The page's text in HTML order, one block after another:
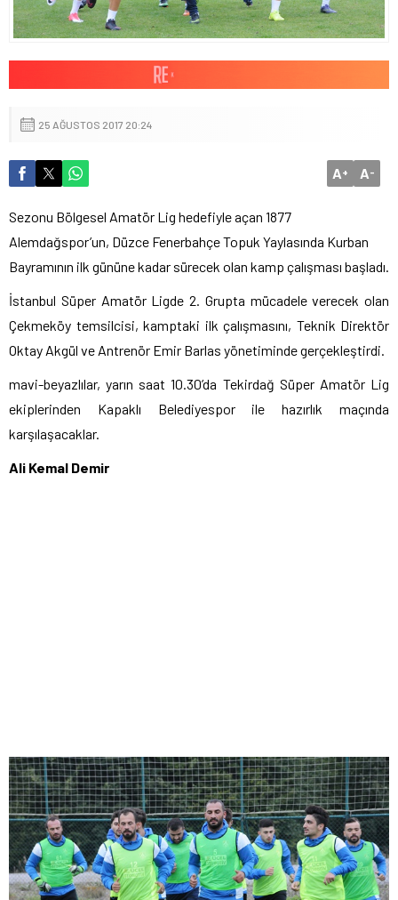
25 AĞUSTOS 2017 20:24
A+ A-
Sezonu Bölgesel Amatör Lig hedefiyle açan 1877
Alemdağspor’un, Düzce Fenerbahçe Topuk Yaylasında Kurban
Bayramının ilk gününe kadar sürecek olan kamp çalışması başladı.
İstanbul Süper Amatör Ligde 2. Grupta mücadele verecek olan
Çekmeköy temsilcisi, kamptaki ilk çalışmasını, Teknik Direktör
Oktay Akgül ve Antrenör Emir Barlas yönetiminde gerçekleştirdi.
mavi-beyazlılar, yarın saat 10.30’da Tekirdağ Süper Amatör Lig
ekiplerinden Kapaklı Belediyespor ile hazırlık maçında
karşılaşacaklar.
Ali Kemal Demir